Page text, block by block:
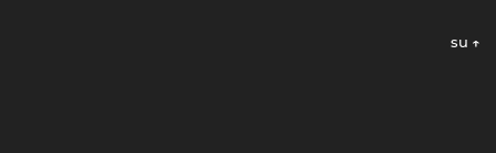
su